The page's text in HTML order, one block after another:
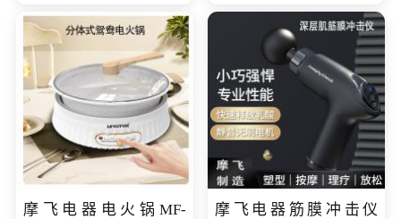
摩飞电器电火锅MF-
摩飞电器筋膜冲击仪